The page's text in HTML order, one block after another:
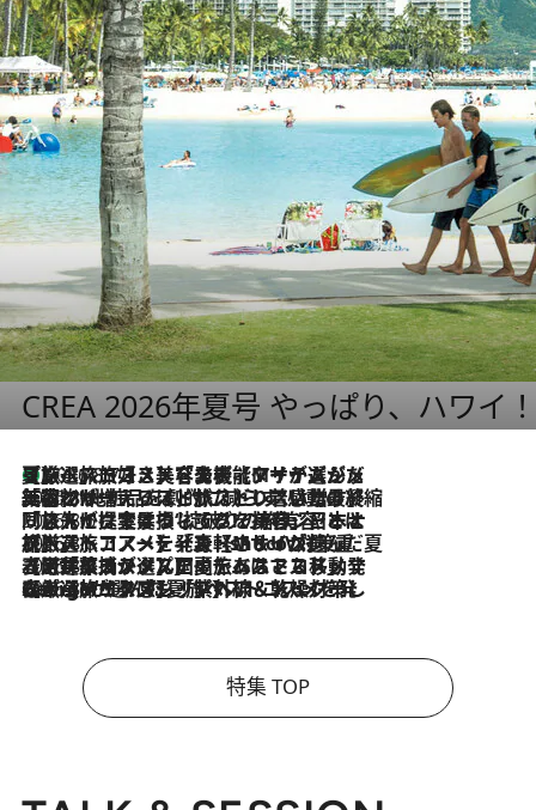
CREA 2026年夏号 やっぱり、ハワイ
2026.8.7
【厳選旅コスメ】「多機能アイテムがメイン！」旅好き美容エディターが選んだ夏旅ベストコスメを発表【Mサイズジップ】
2026.8.6
「荷物が増えるほど旅ストレスは増す」美容ジャーナリストがたどり着いた最終結論。“化粧品を劇的に減らす”感動の凝縮美容とは
2026.8.6
「旅先には金髪ウィッグを持参」日本と同じメイクでは損してる!? 美容ジャーナリストが提案する“掟破りの旅美容”とは
2026.8.6
【厳選旅コスメ】「身軽さ＆UV対策重視！」ヘアアーティストshucoが選んだ夏旅ベストコスメを発表【Mサイズジップ】
2026.8.5
【厳選旅コスメ】国内をあちこち移動する河井菜摘が選んだ夏旅ベストコスメ発表！「リラックスアイテムはマスト」【Mサイズジップ】
2026.8.4
【厳選旅コスメ】「紫外線＆乾燥対策しながらメイク感も！」ヘア＆メイクGeorgeが選んだ夏旅ベストコスメを発表！【Mサイズジップ】
特集 TOP